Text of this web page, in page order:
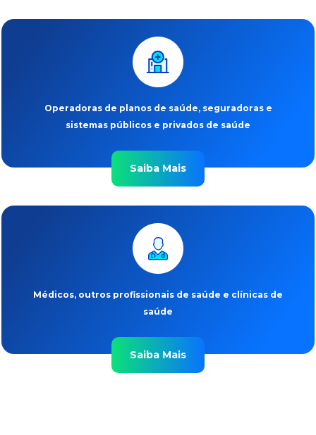
Operadoras de planos de saúde, seguradoras e
sistemas públicos e privados de saúde
Saiba Mais
Médicos, outros profissionais de saúde e clínicas de
saúde
Saiba Mais